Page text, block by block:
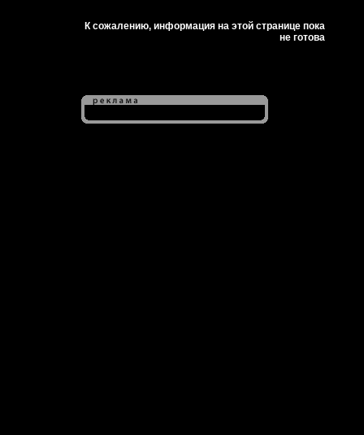
К сожалению, информация на этой странице пока
не готова